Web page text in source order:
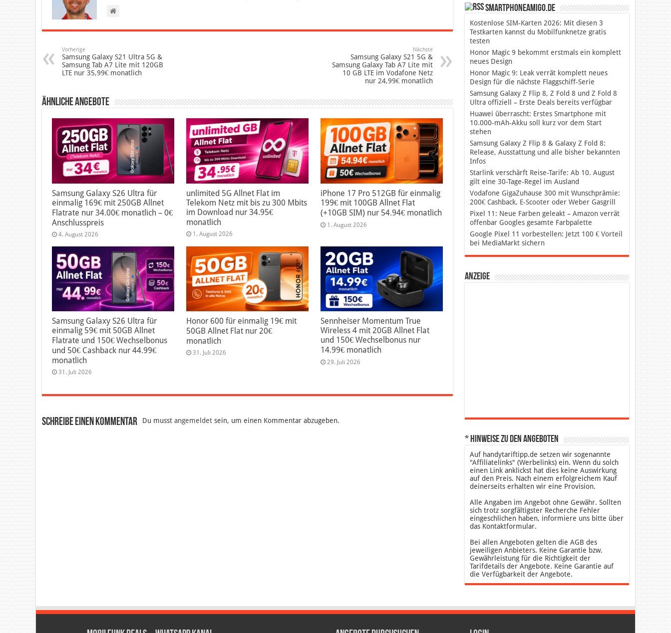
Vorherige
Samsung Galaxy S21 Ultra 5G &
Samsung Tab A7 Lite mit 120GB
LTE nur 35,99€ monatlich
Nächste
Samsung Galaxy S21 5G &
Samsung Galaxy Tab A7 Lite mit
10 GB LTE im Vodafone Netz
nur 24,99€ monatlich
Ähnliche Angebote
Samsung Galaxy S26 Ultra für
einmalig 169€ mit 250GB Allnet
Flatrate nur 34.00€ monatlich – 0€
Anschlusspreis
4. August 2026
unlimited 5G Allnet Flat im
Telekom Netz mit bis zu 300 Mbits
im Download nur 34.95€
monatlich
1. August 2026
iPhone 17 Pro 512GB für einmalig
199€ mit 100GB Allnet Flat
(+10GB SIM) nur 54.94€ monatlich
1. August 2026
Samsung Galaxy S26 Ultra für
einmalig 59€ mit 50GB Allnet
Flatrate und 150€ Wechselbonus
und 50€ Cashback nur 44.99€
monatlich
31. Juli 2026
Honor 600 für einmalig 19€ mit
50GB Allnet Flat nur 20€
monatlich
31. Juli 2026
Sennheiser Momentum True
Wireless 4 mit 20GB Allnet Flat
und 150€ Wechselbonus nur
14.99€ monatlich
29. Juli 2026
Schreibe einen Kommentar Du musst angemeldet sein, um einen Kommentar abzugeben.
SmartphoneAmigo.de
Kostenlose SIM-Karten 2026: Mit diesen 3
Testkarten kannst du Mobilfunknetze gratis
testen
Honor Magic 9 bekommt erstmals ein komplett
neues Design
Honor Magic 9: Leak verrät komplett neues
Design für die nächste Flaggschiff-Serie
Samsung Galaxy Z Flip 8, Z Fold 8 und Z Fold 8
Ultra offiziell – Erste Deals bereits verfügbar
Huawei überrascht: Erstes Smartphone mit
10.000-mAh-Akku soll kurz vor dem Start
stehen
Samsung Galaxy Z Flip 8 & Galaxy Z Fold 8:
Release, Ausstattung und alle bisher bekannten
Infos
Starlink verschärft Reise-Tarife: Ab 10. August
gilt eine 30-Tage-Regel im Ausland
Vodafone GigaZuhause 300 mit Wunschprämie:
200€ Cashback, E-Scooter oder Weber Gasgrill
Pixel 11: Neue Farben geleakt – Amazon verrät
offenbar Googles gesamte Farbpalette
Google Pixel 11 vorbestellen: Jetzt 100 € Vorteil
bei MediaMarkt sichern
Anzeige
* Hinweise zu den Angeboten
Auf handytariftipp.de setzen wir sogenannte
"Affiliatelinks" (Werbelinks) ein. Wenn du solch
einen Link anklickst hat dies keine Auswirkung
auf den Preis. Nach einem erfolgreichem Kauf
deinerseits erhalten wir eine Provision.
Alle Angaben im Angebot ohne Gewähr. Sollten
sich trotz sorgfältigster Recherche Fehler
eingeschlichen haben, informiere uns bitte über
das Kontaktformular.
Bei allen Angeboten gelten die AGB des
jeweiligen Anbieters. Keine Garantie bzw.
Gewährleistung für die Richtigkeit der
Tarifdetails der Angebote. Keine Garantie auf
die Verfügbarkeit der Angebote.